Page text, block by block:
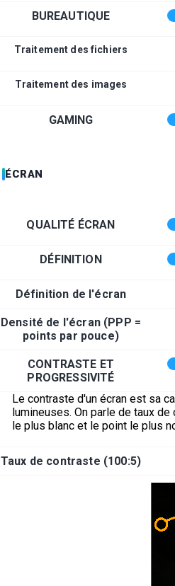
BUREAUTIQUE
Traitement des fichiers
Traitement des images
GAMING
ÉCRAN
QUALITÉ ÉCRAN
DÉFINITION
Définition de l'écran
Densité de l'écran (PPP =
points par pouce)
CONTRASTE ET
PROGRESSIVITÉ
Le contraste d'un écran est sa
lumineuses. On parle de taux
le plus blanc et le point le plus
Taux de contraste (100:5)